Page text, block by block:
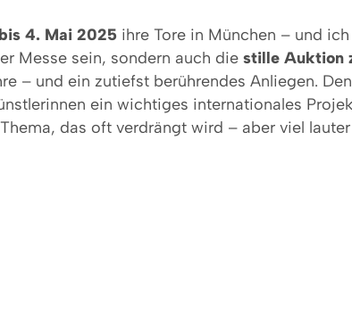
4. Mai 2025 ihre Tore in München – und
Messe sein, sondern auch die stille Auktion
– und ein zutiefst berührendes Anliegen.
ein wichtiges internationales
das oft verdrängt wird – aber viel